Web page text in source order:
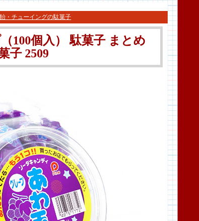
飴・チューイングの駄菓子
100個入） 駄菓子 まとめ
子 2509